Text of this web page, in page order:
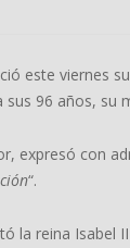
este viernes
96 años, su
expresó con
“.
la reina Isabel